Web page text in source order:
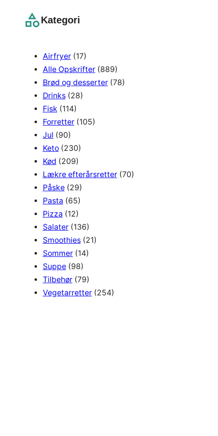
c
Kategori
Airfryer(17)
Alle Opskrifter(889)
Brød og desserter(78)
Drinks(28)
Fisk(114)
Forretter(105)
Jul (90)
Keto(230)
Kød (209)
Lækre efterårsretter(70)
Påske(29)
Pasta (65)
Pizza (12)
Salater(136)
Smoothies(21)
Sommer(14)
Suppe(98)
Tilbehør(79)
Vegetarretter(254)